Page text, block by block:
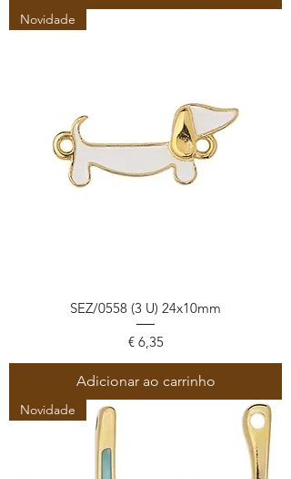
Novidade
SEZ/0558 (3 U) 24x10mm
Preço
€ 6,35
Adicionar ao carrinho
Novidade